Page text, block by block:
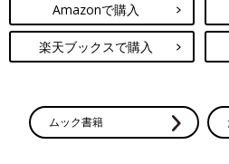
図版提供／国立成育医療研究セン
こクラブ編集部
保育園、コロ
用に慎重な親た
Amazonで購入
楽天ブックスで購入
ムック書籍